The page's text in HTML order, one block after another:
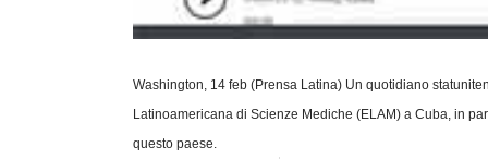
Washington, 14 feb (Prensa Latina) Un quotidiano
Latinoamericana di Scienze Mediche (ELAM) a Cuba, in
questo paese.